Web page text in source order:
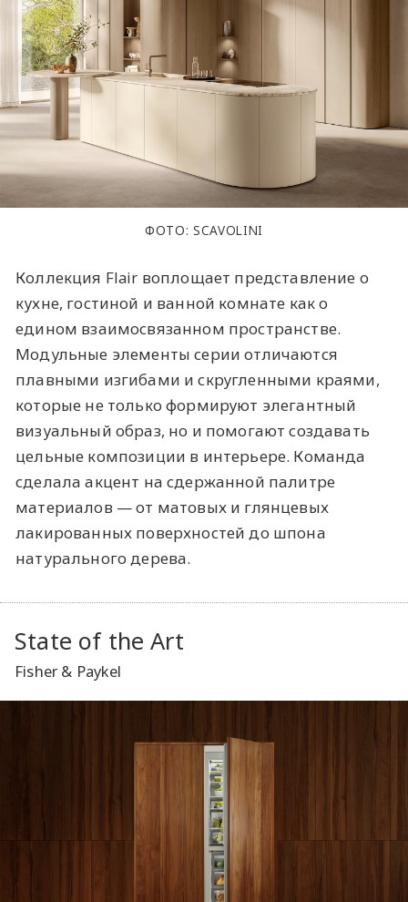
ФОТО: SCAVOLINI
Коллекция Flair воплощает представление о
кухне, гостиной и ванной комнате как о
едином взаимосвязанном пространстве.
Модульные элементы серии отличаются
плавными изгибами и скругленными краями,
которые не только формируют элегантный
визуальный образ, но и помогают создавать
цельные композиции в интерьере. Команда
сделала акцент на сдержанной палитре
материалов — от матовых и глянцевых
лакированных поверхностей до шпона
натурального дерева.
State of the Art
Fisher & Paykel